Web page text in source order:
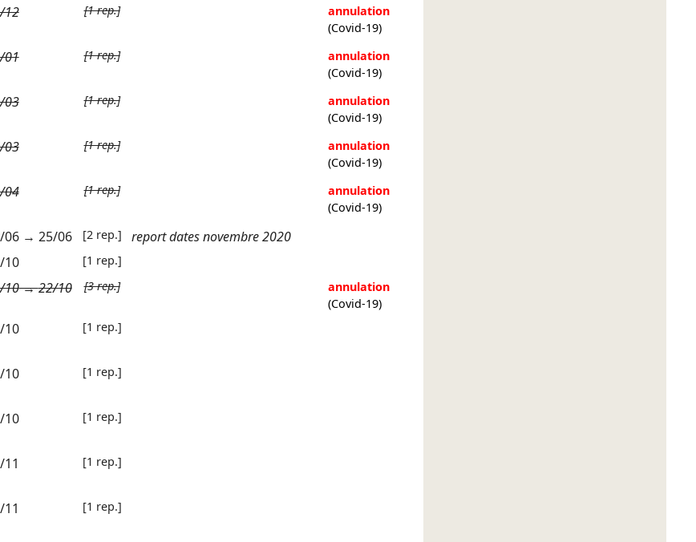
12 [1 rep.]
annulation
(Covid-19)
01 [1 rep.]
annulation
(Covid-19)
03 [1 rep.]
annulation
(Covid-19)
03 [1 rep.]
annulation
(Covid-19)
04 [1 rep.]
annulation
(Covid-19)
06→ 25/06 [2 rep.]
report dates novembre 2020
10 [1 rep.]
10→22/10 [3 rep.]
annulation
(Covid-19)
10 [1 rep.]
10 [1 rep.]
10 [1 rep.]
[1 rep.]
[1 rep.]